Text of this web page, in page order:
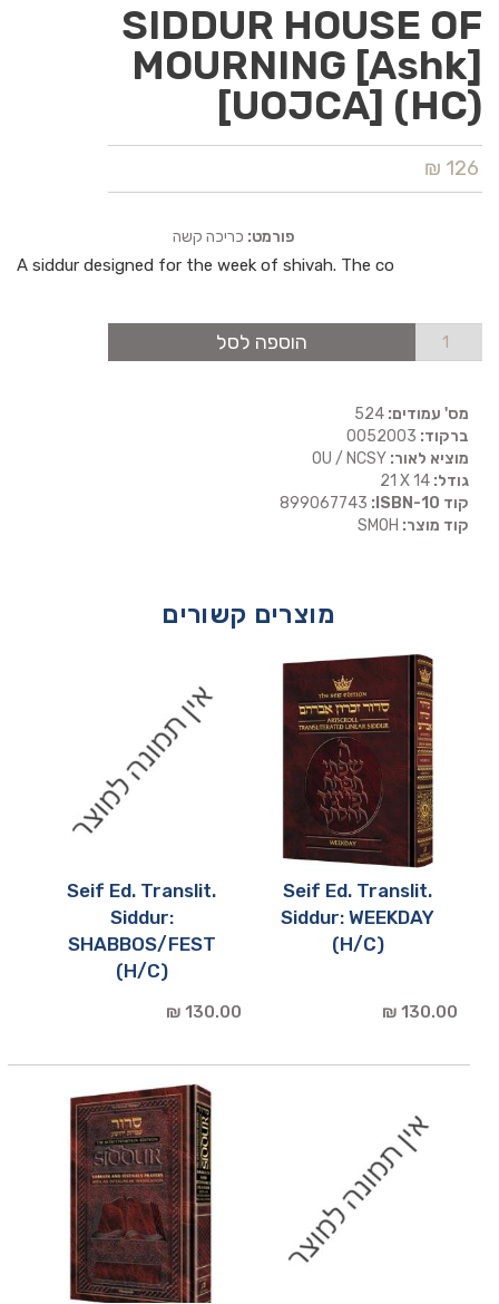
SIDDUR HOUSE OF
MOURNING [Ashk]
[UOJCA] (HC)
126 ₪
פורמט: כריכה קשה
A siddur designed for the week of shivah. The co
הוספה לסל
מס' עמודים:
ברקוד:
מוציא לאור:
גודל: 21 X 14
קוד ISBN-10:
קוד מוצר:
מוצרים קשורים
Seif Ed. Translit.
Siddur: WEEKDAY
(H/C)
130.00 ₪
Seif Ed. Translit.
Siddur:
SHABBOS/FEST
(H/C)
130.00 ₪